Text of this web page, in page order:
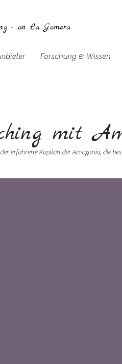
- on La Gomera
Forschung & Wissen
mit
erfahrene Kapitän der Amazonia, die